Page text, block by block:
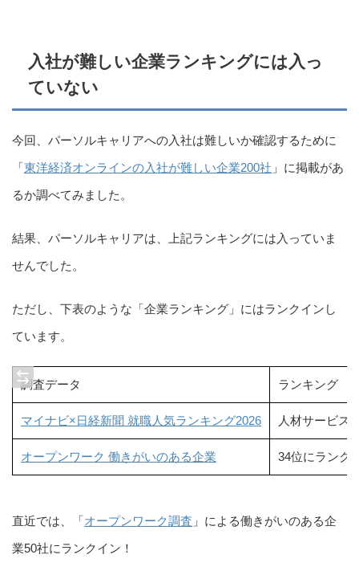
入社が難しい企業ランキングには入っ
ていない
今回、パーソルキャリアへの入社は難しいか確認するために
「東洋経済オンラインの入社が難しい企業200社 」に掲載があ
るか調べてみました。
結果、パーソルキャリアは、上記ランキングには入っていま
せんでした。
ただし、下表のような「企業ランキング」にはランクインし
ています。
調査データ ランキング
マイナビ×日経新聞 就職人気ランキング2026 人材サービス
オープンワーク 働きがいのある企業 34位にランク
直近では、「オープンワーク調査 」による働きがいのある企
業50社にランクイン！